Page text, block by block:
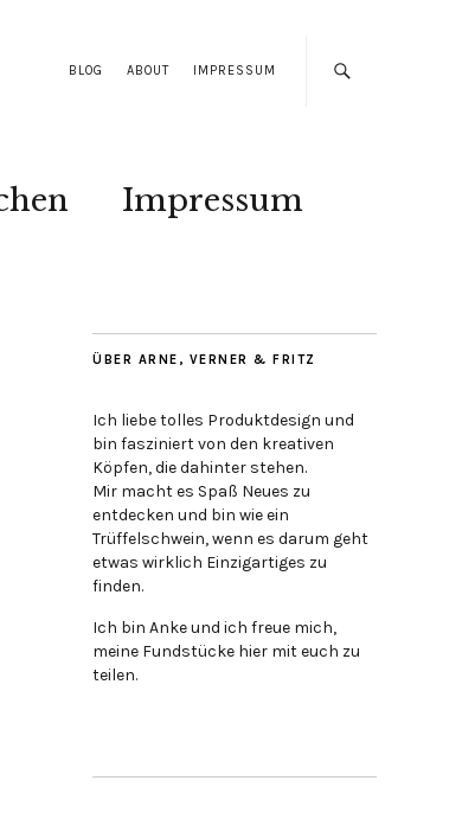
BLOG ABOUT IMPRESSUM
Impressum
ÜBER ARNE, VERNER & FRITZ
Ich liebe tolles Produktdesign und
bin fasziniert von den kreativen
Köpfen, die dahinter stehen.
Mir macht es Spaß Neues zu
entdecken und bin wie ein
Trüffelschwein, wenn es darum geht
etwas wirklich Einzigartiges zu
finden.
Ich bin Anke und ich freue mich,
meine Fundstücke hier mit euch zu
teilen.